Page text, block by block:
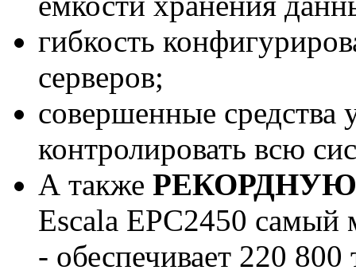
гибкость
серверов;
совершенные средства
контролировать всю
А также
Escala EPC2450 самый
- обеспечивает 220